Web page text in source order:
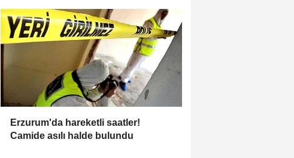
Erzurum'da hareketli saatler!
Camide asılı halde bulundu